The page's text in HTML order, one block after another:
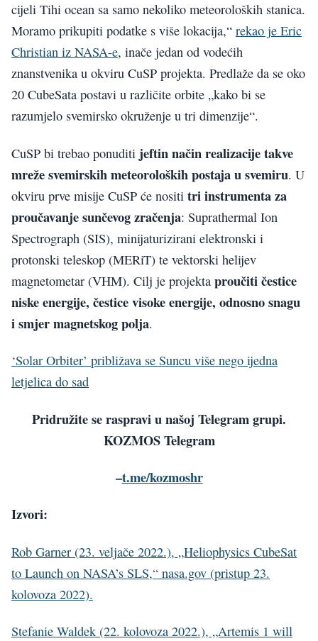
cijeli Tihi ocean sa samo nekoliko meteoroloških stanica.
Moramo prikupiti podatke s više lokacija,“ rekao je Eric
Christian iz NASA-e, inače jedan od vodećih
znanstvenika u okviru CuSP projekta. Predlaže da se oko
20 CubeSata postavi u različite orbite „kako bi se
razumjelo svemirsko okruženje u tri dimenzije“.
CuSP bi trebao ponuditi jeftin način realizacije takve
mreže svemirskih meteoroloških postaja u svemiru. U
okviru prve misije CuSP će nositi tri instrumenta za
proučavanje sunčevog zračenja: Suprathermal Ion
Spectrograph (SIS), minijaturizirani elektronski i
protonski teleskop (MERiT) te vektorski helijev
magnetometar (VHM). Cilj je projekta proučiti čestice
niske energije, čestice visoke energije, odnosno snagu
i smjer magnetskog polja.
‘Solar Orbiter’ približava se Suncu više nego ijedna
letjelica do sad
Pridružite se raspravi u našoj Telegram grupi.
KOZMOS Telegram
–t.me/kozmoshr
Izvori:
Rob Garner (23. veljače 2022.), „Heliophysics CubeSat
to Launch on NASA’s SLS,“ nasa.gov (pristup 23.
kolovoza 2022).
Stefanie Waldek (22. kolovoza 2022.), „Artemis 1 will